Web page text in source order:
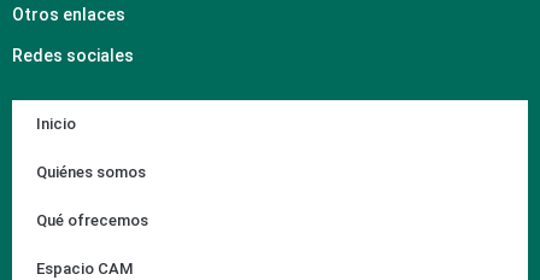
Otros enlaces
Redes sociales
Inicio
Quiénes somos
Qué ofrecemos
Espacio CAM